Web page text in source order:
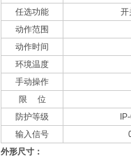
任选功能
开
动作范围
动作时间
环境温度
手动操作
限 位
防护等级
输入信号
外形尺寸：